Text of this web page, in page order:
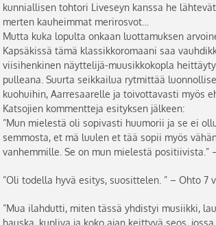
kunniallisen tohtori Liveseyn kanssa he
merten kauheimmat merirosvot…
Mutta kuka lopulta onkaan luottamuksen
Kapsäkissä tämä klassikkoromaani saa
viisihenkinen näyttelijä-muusikkokopla
pulleana. Suurta seikkailua rytmittää
kuohuihin, Aarresaarelle ja toivottavasti myös
Katsojien kommentteja esityksen jälkeen:
”Mun mielestä oli sopivasti huumorii ja se ei
semmosta, et mä luulen et tää sopii myös
vanhemmille. Se on mun mielestä positiivista.”
”Oli todella hyvä esitys, suosittelen. ” – Ohto 7
”Mua ilahdutti, miten tässä yhdistyi musiikki,
hauska, kupliva ja koko ajan keittyvä seos,